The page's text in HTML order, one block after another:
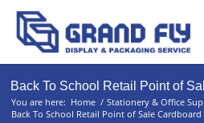
Back To School Retail Point of
You are here: Home / Stationery & Office
Back To School Retail Point of Sale Cardboard